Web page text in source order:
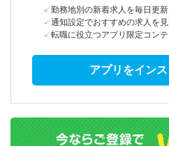
勤務地別の新着求人を毎日更新
通知設定でおすすめの求人を
転職に役立つアプリ限定コン
アプリをイン